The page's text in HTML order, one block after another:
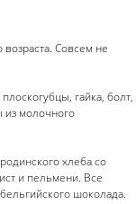
Совсем не
гайка, болт,
из молочного
хлеба со
и пельмени. Все
шоколада.